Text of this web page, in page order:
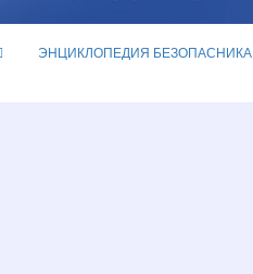
ЭНЦИКЛОПЕДИЯ БЕЗОПАСНИКА